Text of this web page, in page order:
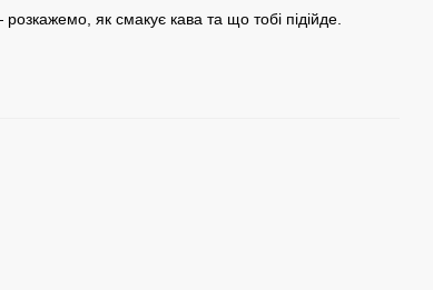
як смакує кава та що тобі підійде.